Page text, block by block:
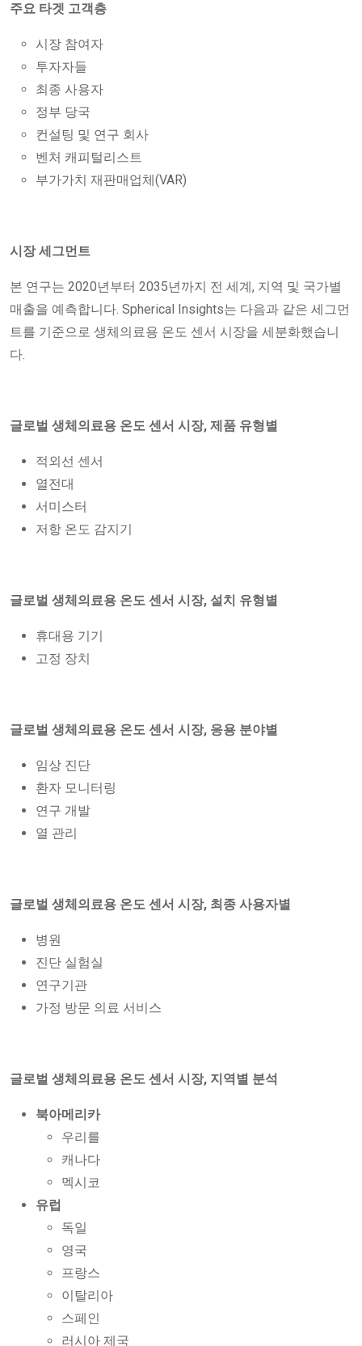
주요 타겟 고객층
시장 참여자
투자자들
최종 사용자
정부 당국
컨설팅 및 연구 회사
벤처 캐피털리스트
부가가치 재판매업체(VAR)
시장 세그먼트
본 연구는 2020년부터 2035년까지 전 세계, 지역 및 국가별
매출을 예측합니다. Spherical Insights는 다음과 같은 세그먼
트를 기준으로 생체의료용 온도 센서 시장을 세분화했습니
다.
글로벌 생체의료용 온도 센서 시장, 제품 유형별
적외선 센서
열전대
서미스터
저항 온도 감지기
글로벌 생체의료용 온도 센서 시장, 설치 유형별
휴대용 기기
고정 장치
글로벌 생체의료용 온도 센서 시장, 응용 분야별
임상 진단
환자 모니터링
연구 개발
열 관리
글로벌 생체의료용 온도 센서 시장, 최종 사용자별
병원
진단 실험실
연구기관
가정 방문 의료 서비스
글로벌 생체의료용 온도 센서 시장, 지역별 분석
북아메리카
우리를
캐나다
멕시코
유럽
독일
영국
프랑스
이탈리아
스페인
러시아 제국